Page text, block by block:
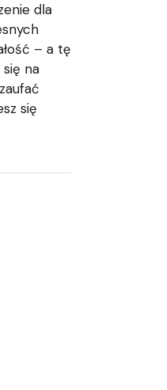
dla
– a tę
na
się